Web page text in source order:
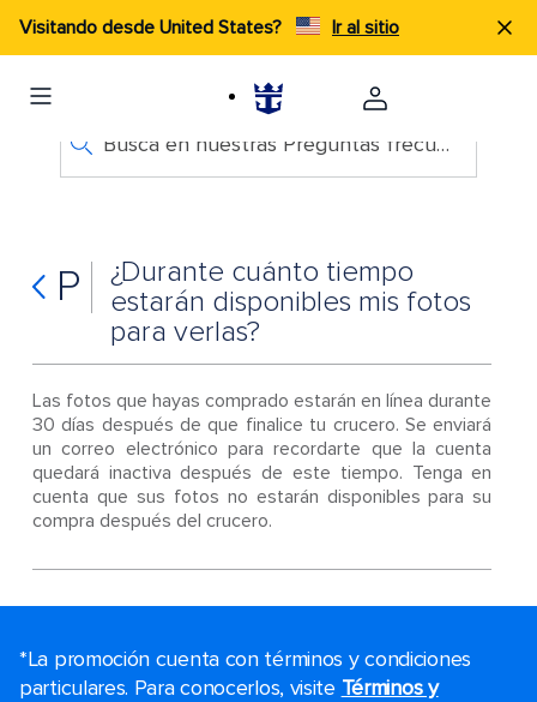
Visitando desde United States? Ir al sitio
Busca en nuestras Preguntas frecuentes
P
¿Durante cuánto tiempo
estarán disponibles mis fotos
para verlas?
Las fotos que hayas comprado estarán en línea durante
30 días después de que finalice tu crucero. Se enviará
un correo electrónico para recordarte que la cuenta
quedará inactiva después de este tiempo. Tenga en
cuenta que sus fotos no estarán disponibles para su
compra después del crucero.
*La promoción cuenta con términos y condiciones
particulares. Para conocerlos, visite Términos y